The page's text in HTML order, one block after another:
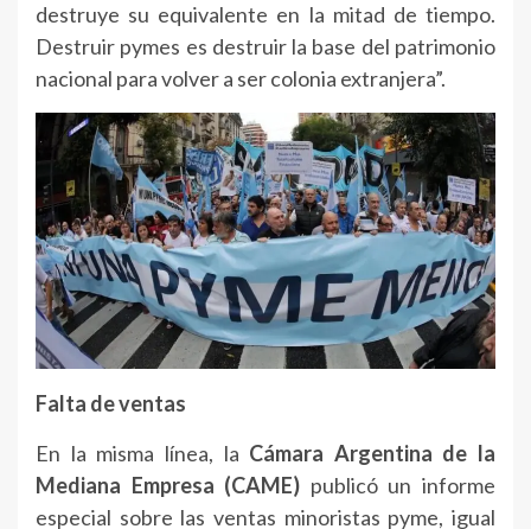
destruye su equivalente en la mitad de tiempo.
Destruir pymes es destruir la base del patrimonio
nacional para volver a ser colonia extranjera”.
Falta de ventas
En la misma línea, la Cámara Argentina de la
Mediana Empresa (CAME) publicó un informe
especial sobre las ventas minoristas pyme, igual